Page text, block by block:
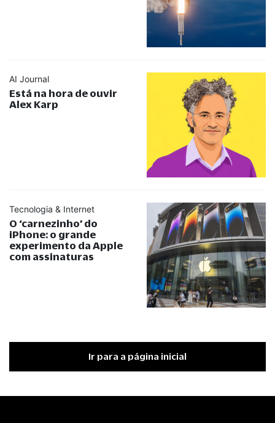
AI Journal
Está na hora de ouvir
Alex Karp
Tecnologia & Internet
O ‘carnezinho’ do
iPhone: o grande
experimento da Apple
com assinaturas
Ir para a página inicial